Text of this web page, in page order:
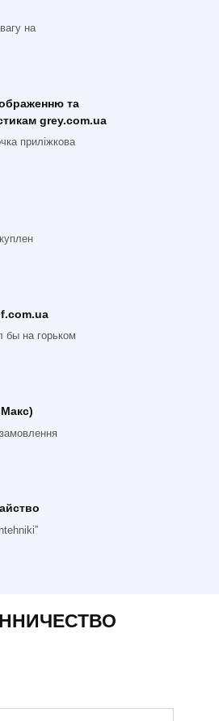
на
та
grey.com.ua
приліжкова
бы на горьком